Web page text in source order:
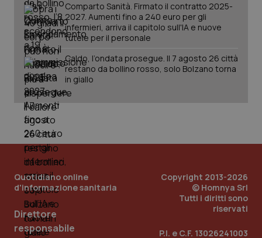
Comparto Sanità. Firmato il contratto 2025-
2027. Aumenti fino a 240 euro per gli
infermieri, arriva il capitolo sull'IA e nuove
tutele per il personale
Caldo, l’ondata prosegue. Il 7 agosto 26 città
restano da bollino rosso, solo Bolzano torna
in giallo
Quotidiano online
d'informazione sanitaria
Direttore
responsabile
Copyright 2013-2026
© Homnya Srl
Tutti i diritti sono
riservati
P.I. e C.F. 13026241003
_ga_KM60CM4NPH
mese